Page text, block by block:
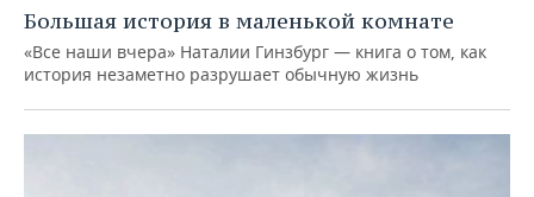
Большая история в маленькой комнате
«Все наши вчера» Наталии Гинзбург — книга о том, как
история незаметно разрушает обычную жизнь